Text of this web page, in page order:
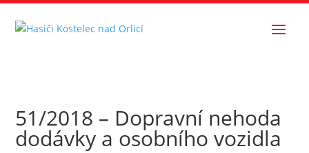
51/2018 – Dopravní nehoda
dodávky a osobního vozidla